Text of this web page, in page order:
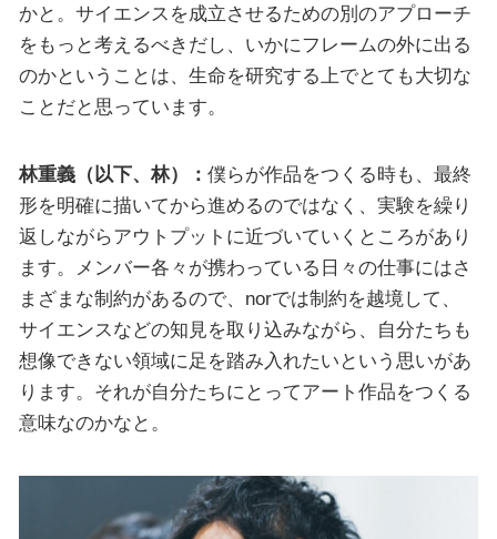
かと。サイエンスを成立させるための別のアプローチ
をもっと考えるべきだし、いかにフレームの外に出る
のかということは、生命を研究する上でとても大切な
ことだと思っています。
林重義（以下、林）： 僕らが作品をつくる時も、最終
形を明確に描いてから進めるのではなく、実験を繰り
返しながらアウトプットに近づいていくところがあり
ます。メンバー各々が携わっている日々の仕事にはさ
まざまな制約があるので、norでは制約を越境して、
サイエンスなどの知見を取り込みながら、自分たちも
想像できない領域に足を踏み入れたいという思いがあ
ります。それが自分たちにとってアート作品をつくる
意味なのかなと。